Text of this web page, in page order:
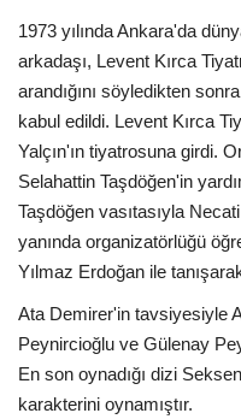
1973 yılında Ankara'da
arkadaşı, Levent Kırca
arandığını söyledikten
kabul edildi. Levent Kırca
Yalçın'ın tiyatrosuna girdi.
Selahattin Taşdöğen'in
Taşdöğen vasıtasıyla
yanında organizatörlüğü
Yılmaz Erdoğan ile
Ata Demirer'in tavsiyesiyle
Peynircioğlu ve Gülenay
En son oynadığı dizi
karakterini oynamıştır.